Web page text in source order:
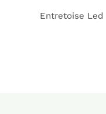
Entretoise Led